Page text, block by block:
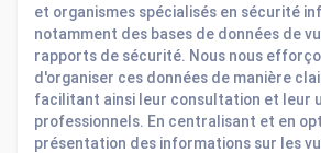
et organismes spécialisés en sécurité
notamment des bases de données de
rapports de sécurité. Nous nous
d'organiser ces données de manière
facilitant ainsi leur consultation et leur
professionnels. En centralisant et en
présentation des informations sur les